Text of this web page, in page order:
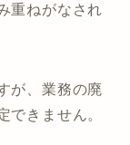
重ねがなされ
が、業務の廃
きません。